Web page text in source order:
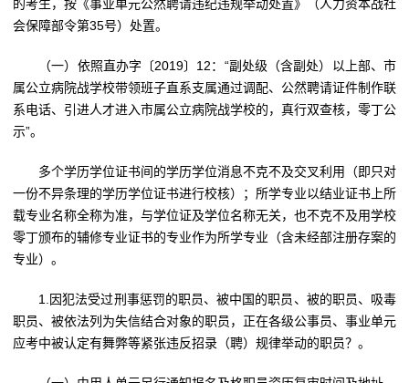
的考生，按《事业单元公然聘请违纪违规举动处置》（人力资本战社
会保障部令第35号）处置。
（一）依照直办字〔2019〕12：“副处级（含副处）以上部、市
属公立病院战学校带领班子直系支属通过调配、公然聘请证件制作联
系电话、引进人才进入市属公立病院战学校的，真行双查核，零丁公
示”。
多个学历学位证书间的学历学位消息不克不及交叉利用（即只对
一份不异条理的学历学位证书进行校核）；所学专业以结业证书上所
载专业名称全称为准，与学位证及学位名称无关，也不克不及用学校
零丁颁布的辅修专业证书的专业作为所学专业（含未经部注册存案的
专业）。
1.因犯法受过刑事惩罚的职员、被中国的职员、被的职员、吸毒
职员、被依法列为失信结合对象的职员，正在各级公事员、事业单元
应考中被认定有舞弊等紧张违反招录（聘）规律举动的职员？。